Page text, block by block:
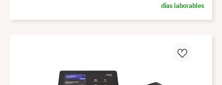
días laborables